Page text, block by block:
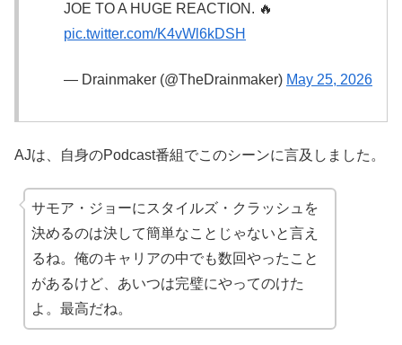
JOE TO A HUGE REACTION. 🔥
pic.twitter.com/K4vWl6kDSH
— Drainmaker (@TheDrainmaker) May 25, 2026
AJは、自身のPodcast番組でこのシーンに言及しました。
サモア・ジョーにスタイルズ・クラッシュを
決めるのは決して簡単なことじゃないと言え
るね。俺のキャリアの中でも数回やったこと
があるけど、あいつは完璧にやってのけた
よ。最高だね。